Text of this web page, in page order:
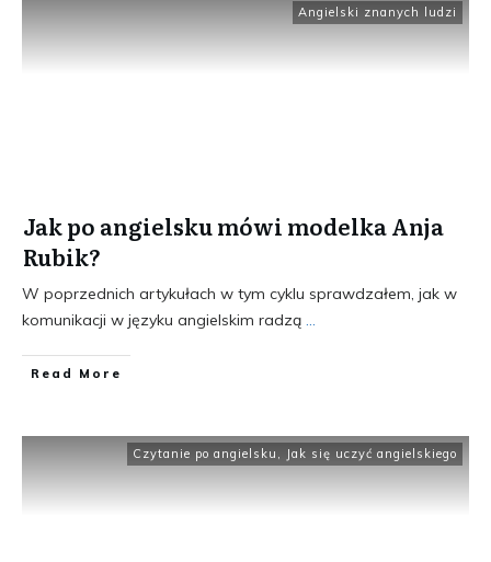
Angielski znanych ludzi
Jak po angielsku mówi modelka Anja
Rubik?
W poprzednich artykułach w tym cyklu sprawdzałem, jak w
komunikacji w języku angielskim radzą
​Read More
Czytanie po angielsku Jak się uczyć angielskiego